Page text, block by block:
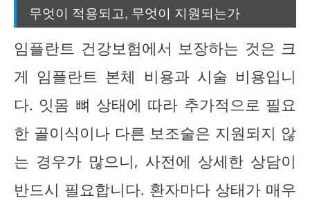
무엇이 적용되고, 무엇이 지원되는가
임플란트 건강보험에서 보장하는 것은 크
게 임플란트 본체 비용과 시술 비용입니
다. 잇몸 뼈 상태에 따라 추가적으로 필요
한 골이식이나 다른 보조술은 지원되지 않
는 경우가 많으니, 사전에 상세한 상담이
반드시 필요합니다. 환자마다 상태가 매우